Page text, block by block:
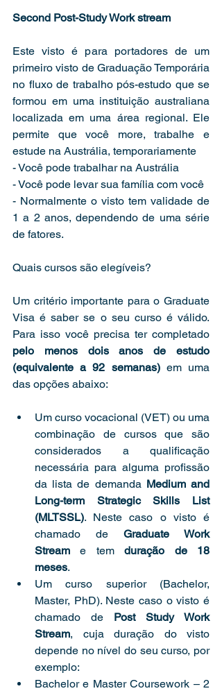
Second Post-Study Work stream
Este visto é para portadores de um
primeiro visto de Graduação Temporária
no fluxo de trabalho pós-estudo que se
formou em uma instituição australiana
localizada em uma área regional. Ele
permite que você more, trabalhe e
estude na Austrália, temporariamente
- Você pode trabalhar na Austrália
- Você pode levar sua família com você
- Normalmente o visto tem validade de
1 a 2 anos, dependendo de uma série
de fatores.
Quais cursos são elegíveis?
Um critério importante para o Graduate
Visa é saber se o seu curso é válido.
pelo menos dois anos de estudo
(equivalente a 92 semanas) em uma
das opções abaixo:
Um curso vocacional (VET) ou uma
combinação de cursos que são
considerados a qualificação
necessária para alguma profissão
da lista de demanda Medium and
Long-term Strategic Skills List
(MLTSSL). Neste caso o visto é
chamado de Graduate Work
Stream e tem duração de 18
meses.
Um curso superior (Bachelor,
Master, PhD). Neste caso o visto é
chamado de Post Study Work
Stream, cuja duração do visto
depende no nível do seu curso, por
exemplo:
Bachelor e Master Coursework – 2